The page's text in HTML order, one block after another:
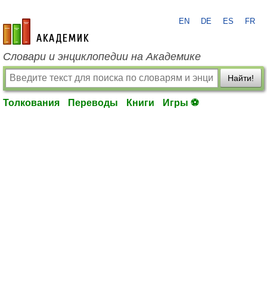
academic.ru
EN DE ES FR
Словари и энциклопедии на Академике
Найти!
Толкования Переводы Книги Игры ⚽